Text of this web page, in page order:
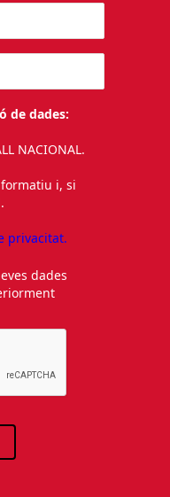
de dades:
NACIONAL.
i, si
privacitat.
dades